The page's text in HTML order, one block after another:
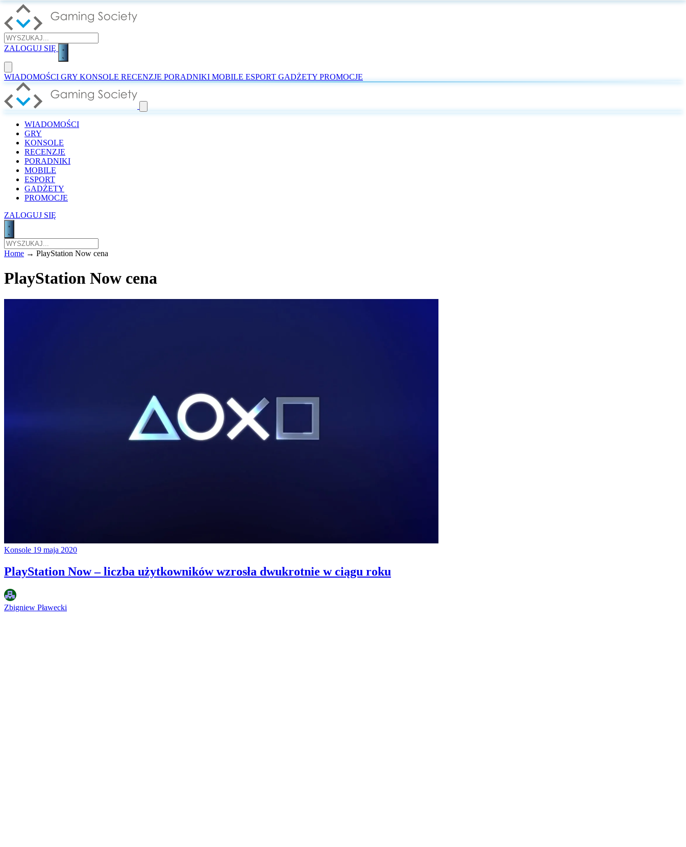
ZALOGUJ SIĘ
WIADOMOŚCI GRY KONSOLE RECENZJE PORADNIKI MOBILE ESPORT GADŻETY PROMOCJE
WIADOMOŚCI
GRY
KONSOLE
RECENZJE
PORADNIKI
MOBILE
ESPORT
GADŻETY
PROMOCJE
ZALOGUJ SIĘ
Home → PlayStation Now cena
PlayStation Now cena
Konsole 19 maja 2020
PlayStation Now – liczba użytkowników wzrosła dwukrotnie w ciągu roku
Zbigniew Pławecki